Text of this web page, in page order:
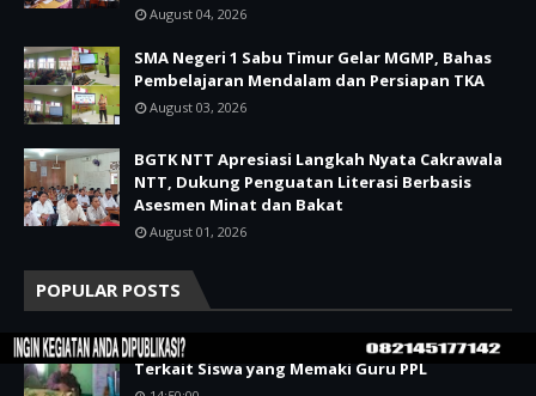
August 04, 2026
SMA Negeri 1 Sabu Timur Gelar MGMP, Bahas
Pembelajaran Mendalam dan Persiapan TKA
August 03, 2026
BGTK NTT Apresiasi Langkah Nyata Cakrawala
NTT, Dukung Penguatan Literasi Berbasis
Asesmen Minat dan Bakat
August 01, 2026
POPULAR POSTS
Ini Tanggapan Kepsek SMAN 8 Kota Kupang
Terkait Siswa yang Memaki Guru PPL